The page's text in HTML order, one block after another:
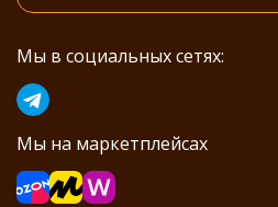
Мы в социальных сетях:
Мы на маркетплейсах